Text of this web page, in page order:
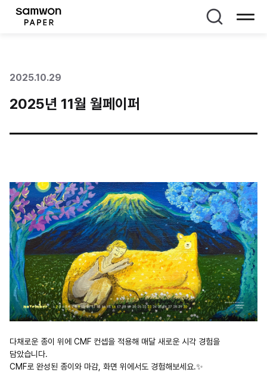
2025.10.29
2025년 11월 월페이퍼
다채로운 종이 위에 CMF 컨셉을 적용해 매달 새로운 시각 경험을
담았습니다.
CMF로 완성된 종이와 마감, 화면 위에서도 경험해보세요.✨